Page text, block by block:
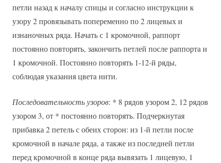
петли назад к началу спицы и согласно инструкции к
узору 2 провязывать попеременно по 2 лицевых и
изнаночных ряда. Начать с 1 кромочной, раппорт
постоянно повторять, закончить петлей после раппорта и
1 кромочной. Постоянно повторять 1-12-й ряды,
соблюдая указания цвета нити.
Последовательность узоров: * 8 рядов узором 2, 12 рядов
узором 3, от * постоянно повторять. Подчеркнутая
прибавка 2 петель с обеих сторон: из 1-й петли после
кромочной в начале ряда, а также из последней петли
перед кромочной в конце ряда вывязать 1 лицевую, 1